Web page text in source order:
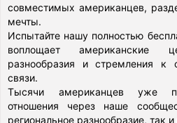
совместимых американцев,
мечты.
Испытайте нашу полностью
воплощает американские
разнообразия и стремления к
связи.
Тысячи американцев уже
отношения через наше
региональное разнообразие, так